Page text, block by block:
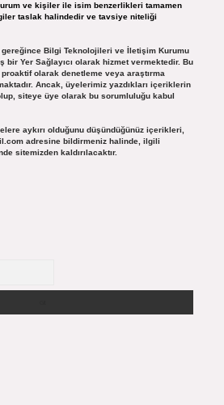
ve kişiler ile isim benzerlikleri tamamen
taslak halindedir ve tavsiye niteliği
gereğince Bilgi Teknolojileri ve İletişim Kurumu
bir Yer Sağlayıcı olarak hizmet vermektedir. Bu
olarak denetleme veya araştırma
Ancak, üyelerimiz yazdıkları içeriklerin
siteye üye olarak bu sorumluluğu kabul
aykırı olduğunu düşündüğünüz içerikleri,
adresine bildirmeniz halinde, ilgili
sitemizden kaldırılacaktır.